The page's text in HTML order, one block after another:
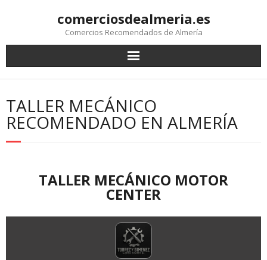
comerciosdealmeria.es
Comercios Recomendados de Almería
TALLER MECÁNICO
RECOMENDADO EN ALMERÍA
TALLER MECÁNICO MOTOR
CENTER